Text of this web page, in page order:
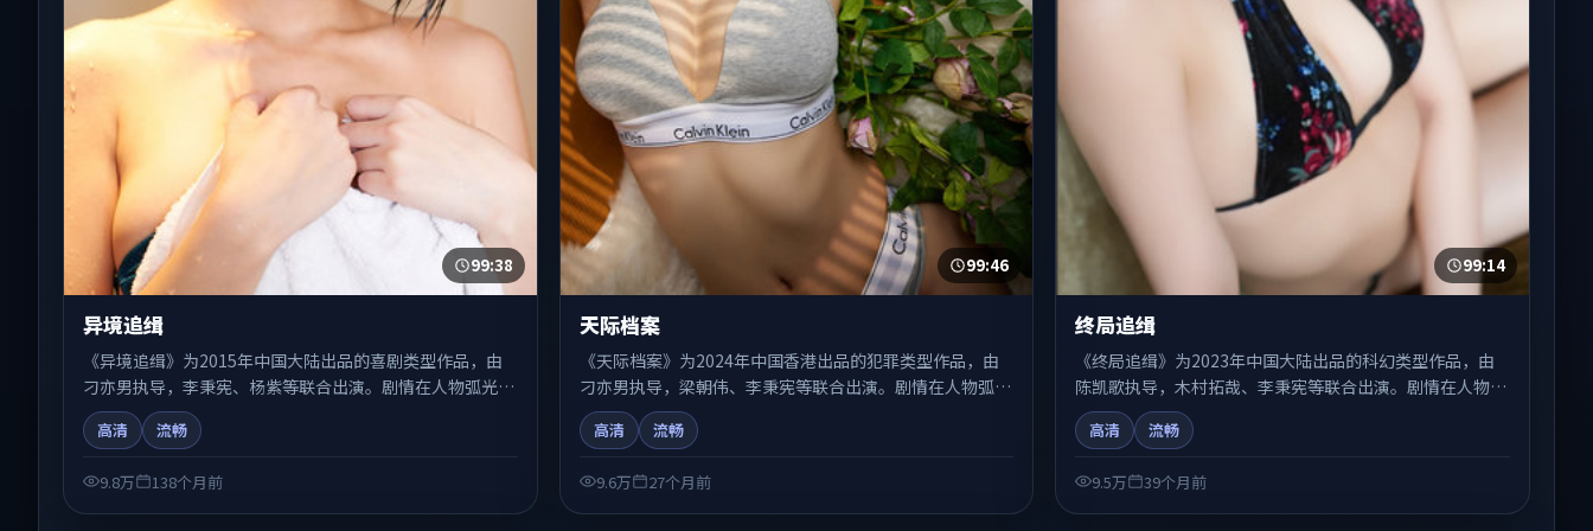
99:38
异境追缉
《异境追缉》为2015年中国大陆出品的喜剧类型作品，由
刁亦男执导，李秉宪、杨紫等联合出演。剧情在人物弧光与
节奏推进中展开，兼具叙事张力与视听质感。适合关注国产
在线观看、热播国产剧与院线佳片的观众收藏与检索延伸。
高清 流畅
9.8万 138个月前
99:46
天际档案
《天际档案》为2024年中国香港出品的犯罪类型作品，由
刁亦男执导，梁朝伟、李秉宪等联合出演。剧情在人物弧光
与节奏推进中展开，兼具叙事张力与视听质感。适合关注国
产在线观看、热播国产剧与院线佳片的观众收藏与检索延
高清 流畅
9.6万 27个月前
99:14
终局追缉
《终局追缉》为2023年中国大陆出品的科幻类型作品，由
陈凯歌执导，木村拓哉、李秉宪等联合出演。剧情在人物弧
光与节奏推进中展开，兼具叙事张力与视听质感。适合关注
国产在线观看、热播国产剧与院线佳片的观众收藏与检索延
高清 流畅
9.5万 39个月前